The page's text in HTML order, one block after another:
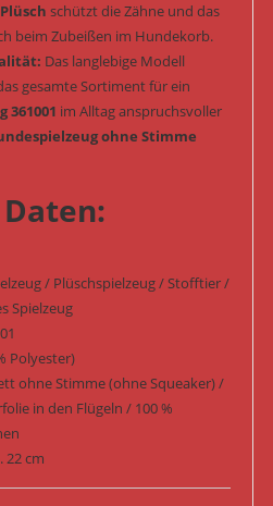
schützt die Zähne und das
beim Zubeißen im Hundekorb.
Das langlebige Modell
gesamte Sortiment für ein
361001 im Alltag anspruchsvoller
ohne Stimme
/ Plüschspielzeug / Stofftier /
Spielzeug
Polyester)
ohne Stimme (ohne Squeaker) /
in den Flügeln / 100 %
22 cm